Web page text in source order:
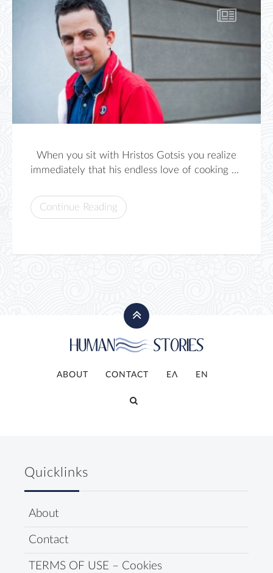
When you sit with Hristos Gotsis you realize
immediately that his endless love of cooking ...
Continue Reading
ABOUT CONTACT ΕΛ ΕΝ
Quicklinks
About
Contact
TERMS OF USE – Cookies